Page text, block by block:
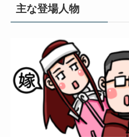
主な登場人物